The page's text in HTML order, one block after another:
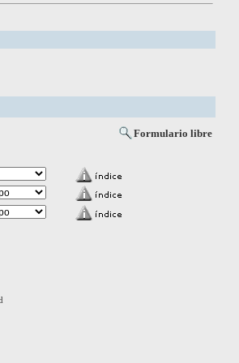
Formulario libre